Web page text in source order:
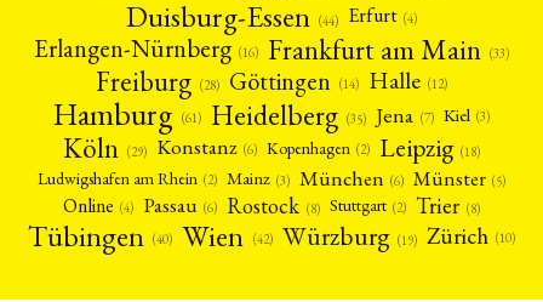
Duisburg-Essen (44) Erfurt (4)
Erlangen-Nürnberg (16) Frankfurt am Main (33)
Freiburg (28) Göttingen (14) Halle (12)
Hamburg (61) Heidelberg (35) Jena (7) Kiel (3)
Köln (29) Konstanz (6) Kopenhagen (2) Leipzig (18)
Ludwigshafen am Rhein (2) Mainz (3) München (6) Münster (5)
Online (4) Passau (6) Rostock (8) Stuttgart (2) Trier (8)
Tübingen (40) Wien (42) Würzburg (19) Zürich (10)